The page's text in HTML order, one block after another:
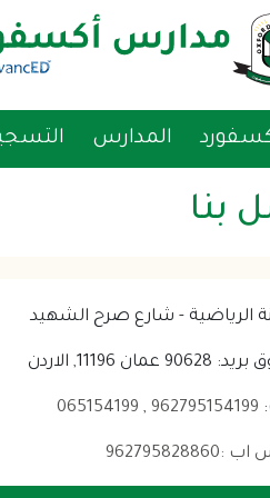
المدارس
بنا
الرياضية - شارع صرح الشهيد
عمان 11196, الاردن
962795154199
,
065154199